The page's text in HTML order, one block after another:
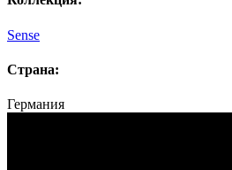
Sense
Страна:
Германия